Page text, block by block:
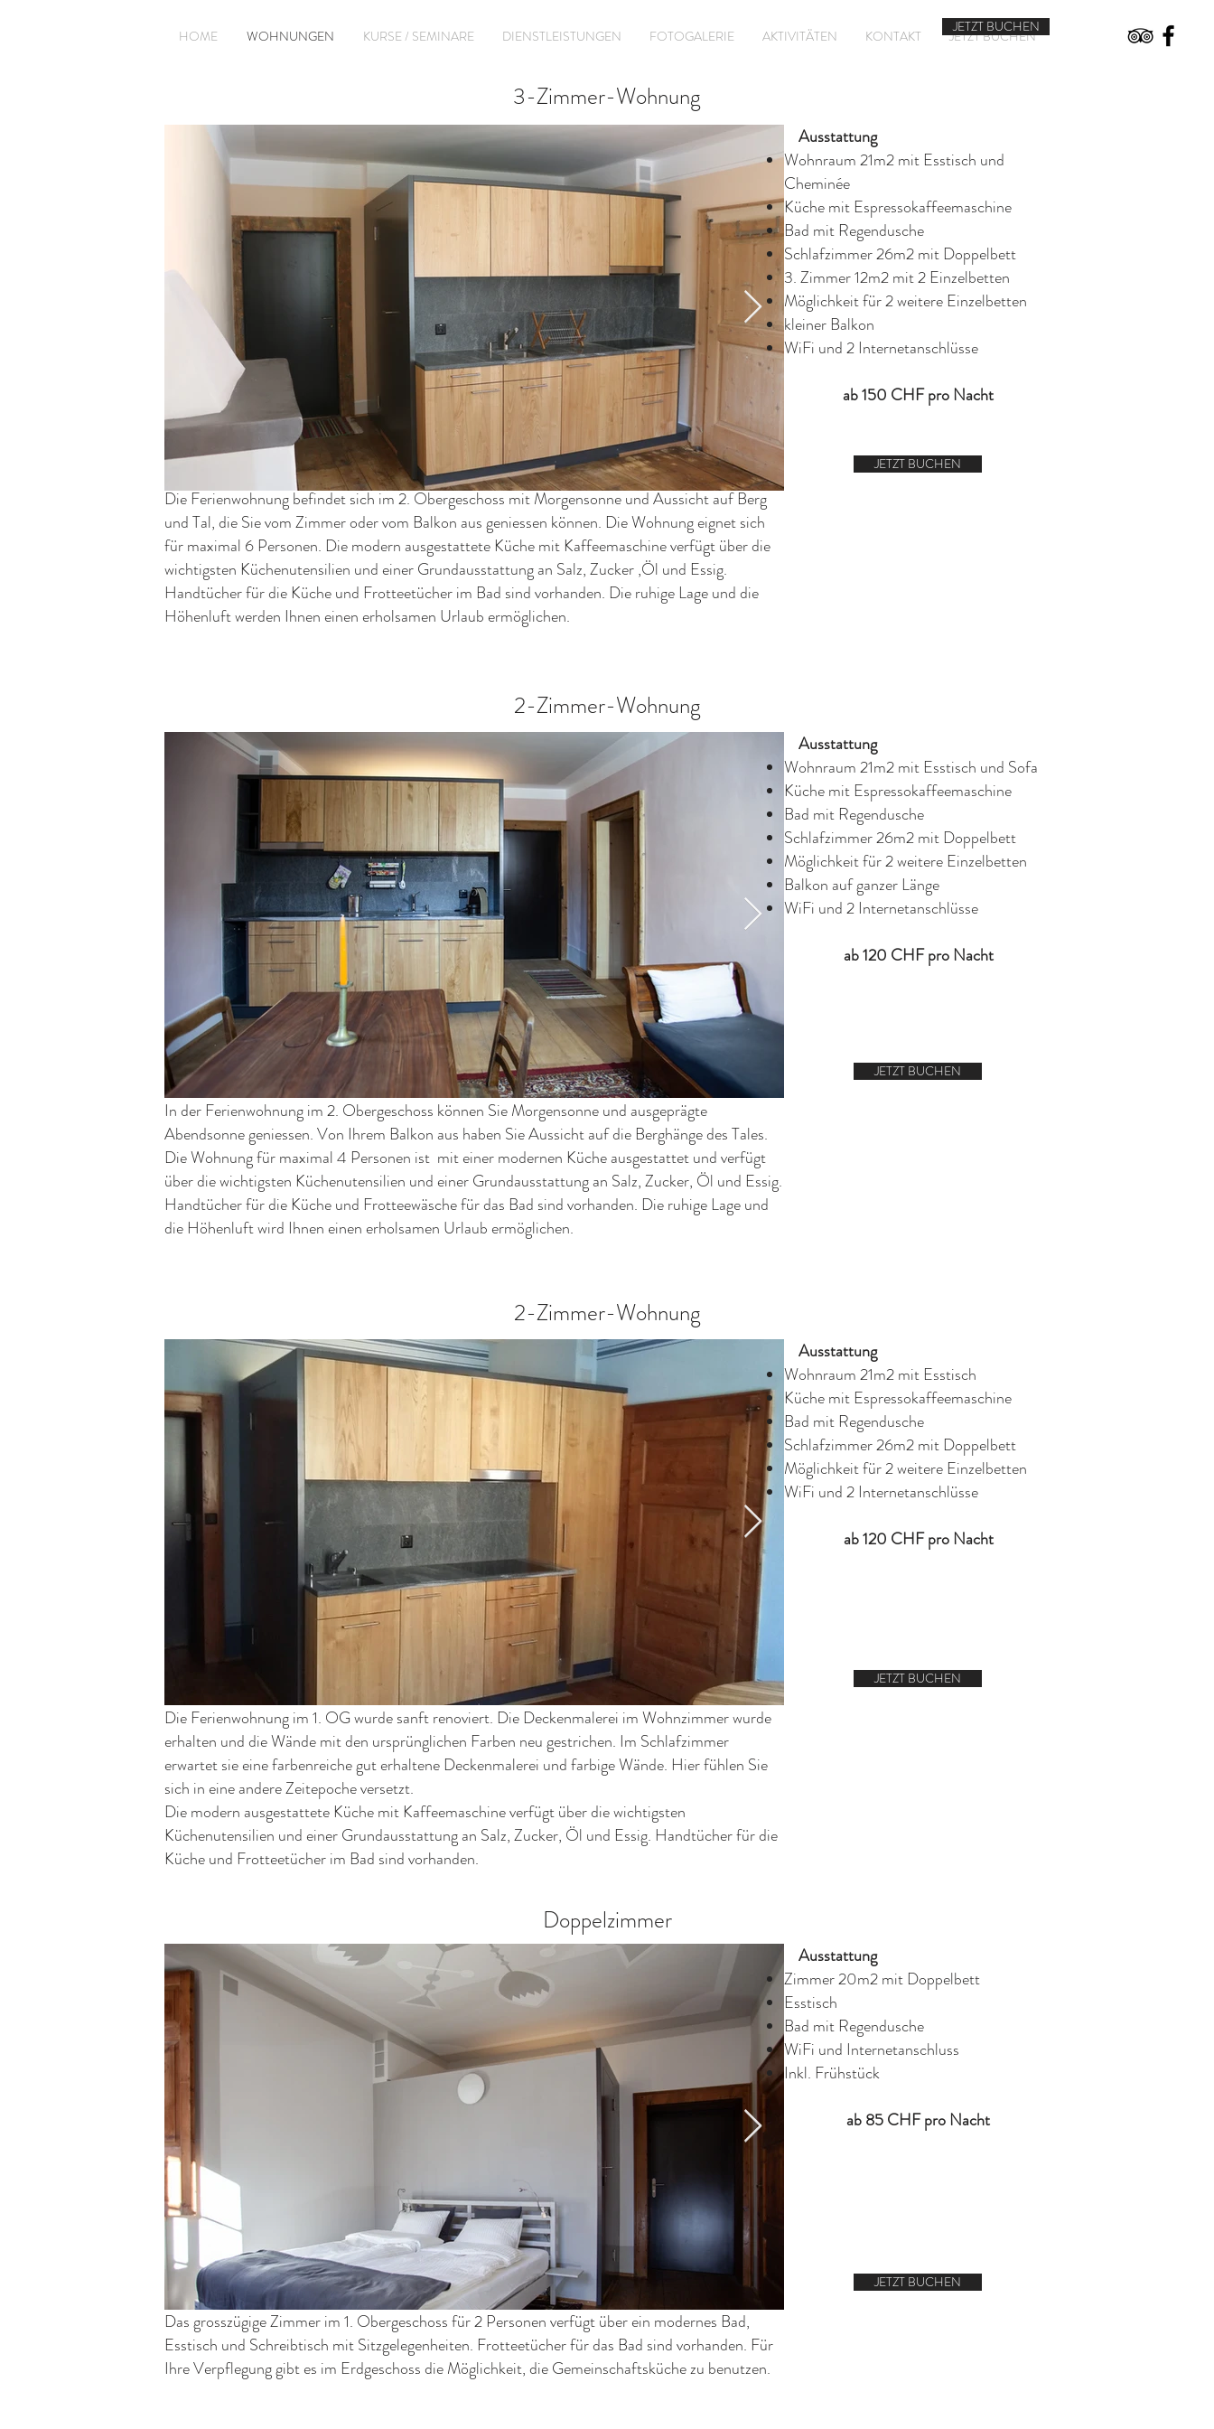
HOME WOHNUNGEN KURSE / SEMINARE DIENSTLEISTUNGEN FOTOGALERIE AKTIVITÄTEN KONTAKT JETZT BUCHEN
JETZT BUCHEN
3-Zimmer-Wohnung
Die Ferienwohnung befindet sich im 2. Obergeschoss mit Morgensonne und Aussicht auf Berg
und Tal, die Sie vom Zimmer oder vom Balkon aus geniessen können. Die Wohnung eignet sich
für maximal 6 Personen. Die modern ausgestattete Küche mit Kaffeemaschine verfügt über die
wichtigsten Küchenutensilien und einer Grundausstattung an Salz, Zucker ,Öl und Essig.
Handtücher für die Küche und Frotteetücher im Bad sind vorhanden. Die ruhige Lage und die
Höhenluft werden Ihnen einen erholsamen Urlaub ermöglichen.
Ausstattung
Wohnraum 21m2 mit Esstisch und
Cheminée
Küche mit Espressokaffeemaschine
Bad mit Regendusche
Schlafzimmer 26m2 mit Doppelbett
3. Zimmer 12m2 mit 2 Einzelbetten
Möglichkeit für 2 weitere Einzelbetten
kleiner Balkon
WiFi und 2 Internetanschlüsse
ab 150 CHF pro Nacht
JETZT BUCHEN
2-Zimmer-Wohnung
In der Ferienwohnung im 2. Obergeschoss können Sie Morgensonne und ausgeprägte
Abendsonne geniessen. Von Ihrem Balkon aus haben Sie Aussicht auf die Berghänge des Tales.
Die Wohnung für maximal 4 Personen ist mit einer modernen Küche ausgestattet und verfügt
über die wichtigsten Küchenutensilien und einer Grundausstattung an Salz, Zucker, Öl und Essig.
Handtücher für die Küche und Frotteewäsche für das Bad sind vorhanden. Die ruhige Lage und
die Höhenluft wird Ihnen einen erholsamen Urlaub ermöglichen.
Ausstattung
Wohnraum 21m2 mit Esstisch und Sofa
Küche mit Espressokaffeemaschine
Bad mit Regendusche
Schlafzimmer 26m2 mit Doppelbett
Möglichkeit für 2 weitere Einzelbetten
Balkon auf ganzer Länge
WiFi und 2 Internetanschlüsse
ab 120 CHF pro Nacht
JETZT BUCHEN
2-Zimmer-Wohnung
Die Ferienwohnung im 1. OG wurde sanft renoviert. Die Deckenmalerei im Wohnzimmer wurde
erhalten und die Wände mit den ursprünglichen Farben neu gestrichen. Im Schlafzimmer
erwartet sie eine farbenreiche gut erhaltene Deckenmalerei und farbige Wände. Hier fühlen Sie
sich in eine andere Zeitepoche versetzt.
Die modern ausgestattete Küche mit Kaffeemaschine verfügt über die wichtigsten
Küchenutensilien und einer Grundausstattung an Salz, Zucker, Öl und Essig. Handtücher für die
Küche und Frotteetücher im Bad sind vorhanden.
Ausstattung
Wohnraum 21m2 mit Esstisch
Küche mit Espressokaffeemaschine
Bad mit Regendusche
Schlafzimmer 26m2 mit Doppelbett
Möglichkeit für 2 weitere Einzelbetten
WiFi und 2 Internetanschlüsse
ab 120 CHF pro Nacht
JETZT BUCHEN
Doppelzimmer
Das grosszügige Zimmer im 1. Obergeschoss für 2 Personen verfügt über ein modernes Bad,
Esstisch und Schreibtisch mit Sitzgelegenheiten. Frotteetücher für das Bad sind vorhanden. Für
Ihre Verpflegung gibt es im Erdgeschoss die Möglichkeit, die Gemeinschaftsküche zu benutzen.
Ausstattung
Zimmer 20m2 mit Doppelbett
Esstisch
Bad mit Regendusche
WiFi und Internetanschluss
Inkl. Frühstück
ab 85 CHF pro Nacht
JETZT BUCHEN